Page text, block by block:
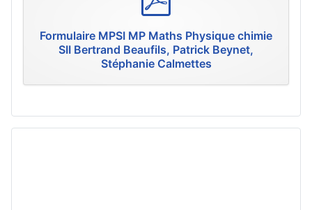
Formulaire MPSI MP Maths Physique chimie
SII Bertrand Beaufils, Patrick Beynet,
Stéphanie Calmettes